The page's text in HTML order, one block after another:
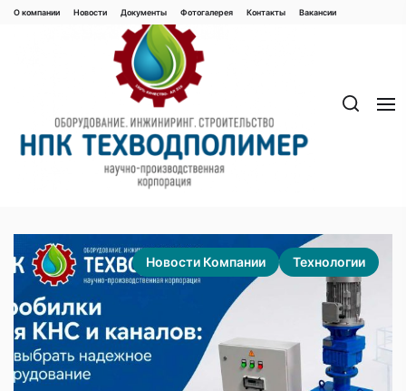
Перейти
Новости Компании Технологии
О компании Новости Документы Фотогалерея Контaкты Вакaнсии